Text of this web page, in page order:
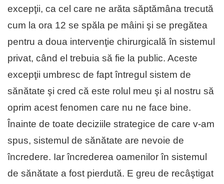
excepţii, ca cel care ne arăta săptămâna trecută
cum la ora 12 se spăla pe mâini şi se pregătea
pentru a doua intervenţie chirurgicală în sistemul
privat, când el trebuia să fie la public. Aceste
excepţii umbresc de fapt întregul sistem de
sănătate şi cred că este rolul meu şi al nostru să
oprim acest fenomen care nu ne face bine.
Înainte de toate deciziile strategice de care v-am
spus, sistemul de sănătate are nevoie de
încredere. Iar încrederea oamenilor în sistemul
de sănătate a fost pierdută. E greu de recâştigat